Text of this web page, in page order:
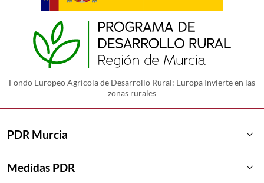
Fondo Europeo Agrícola de Desarrollo Rural: Europa Invierte en las
zonas rurales
PDR Murcia keyboard_arrow_down
Medidas PDR keyboard_arrow_down